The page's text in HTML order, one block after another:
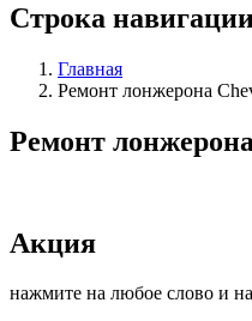
Строка
Главная
Ремонт лонжерона
Ремонт
Акция
нажмите на любое слово и